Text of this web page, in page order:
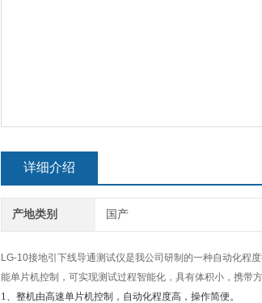
详细介绍
产地类别 国产
LG-10接地引下线导通测试仪是我公司研制的一种自动化程
能单片机控制，可实现测试过程智能化，具有体积小，携带
1、整机由高速单片机控制，自动化程度高，操作简便。